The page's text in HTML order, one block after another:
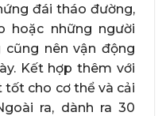
đái tháo đường,
hoặc những người
cũng nên vận động
Kết hợp thêm với
tốt cho cơ thể và cải
ra, dành ra 30